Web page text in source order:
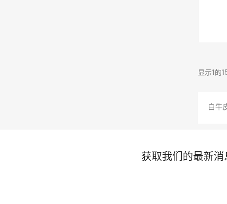
显示1的
白牛
获取我们的最新